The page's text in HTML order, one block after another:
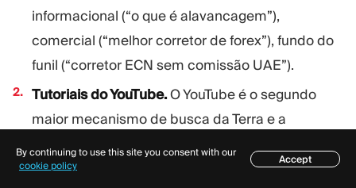
informacional (“o que é alavancagem”),
comercial (“melhor corretor de forex”), fundo do
funil (“corretor ECN sem comissão UAE”).
Tutoriais do YouTube.O YouTube é o segundo
maior mecanismo de busca da Terra e a
traders. Dois vídeos por semana durante 18
Índice
By continuing to use this site you consent with our
cookie policy
Accept